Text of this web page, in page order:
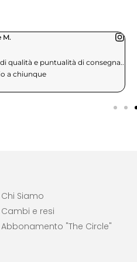
T.
stamattina 4 shirt debbo dire
rimasto molto colpito dalla qualità
Chi Siamo
Cambi e resi
Abbonamento "The Circle"